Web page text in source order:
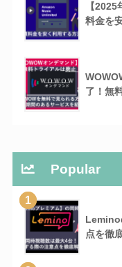
【
料金を
了！無
Popular
1
Lemino
点を徹